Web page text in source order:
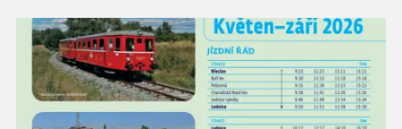
Prodejce prosíme tradičně o příchod 30
minut před začátkem, aby si vše na
prodejních místech stihli přichystat. Pokud
plánujete přijít a chcete rezervovat prodejní